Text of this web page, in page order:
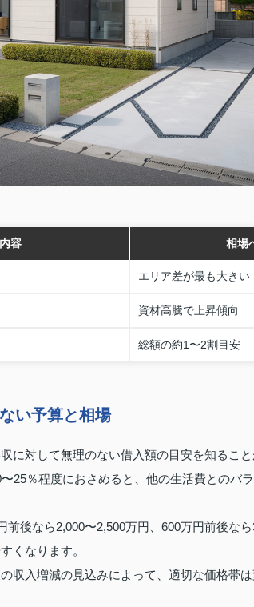
容 相場
エリア差が最も大きい
資材高騰で上昇傾向
総額の約1〜2割目安
い予算と相場
に対して無理のない借入額の目安を知ること
25％程度におさめると、他の生活費とのバ
後なら2,000〜2,500万円、600万円前後な
くなります。
収入増減の見込みによって、適切な価格帯